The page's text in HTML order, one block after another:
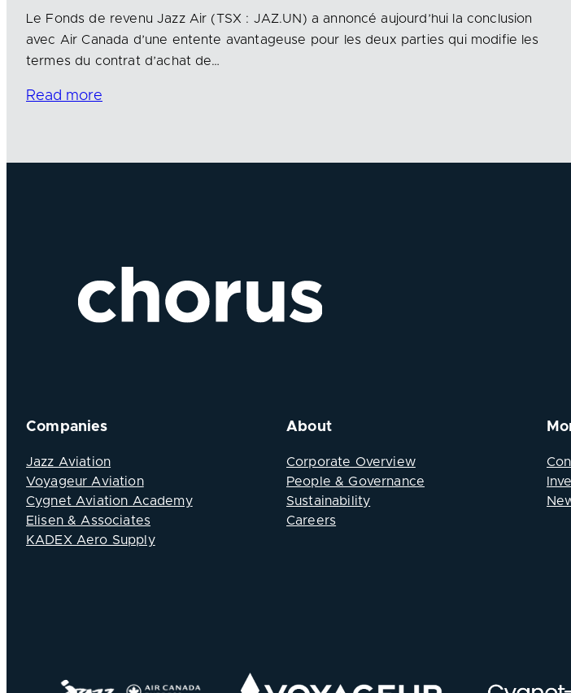
Le Fonds de revenu Jazz Air (TSX : JAZ.UN) a annoncé aujourd’hui la conclusion
avec Air Canada d’une entente avantageuse pour les deux parties qui modifie les
termes du contrat d’achat de…
Read more
Companies
Jazz Aviation
Voyageur Aviation
Cygnet Aviation Academy
Elisen & Associates
KADEX Aero Supply
About
Corporate Overview
People & Governance
Sustainability
Careers